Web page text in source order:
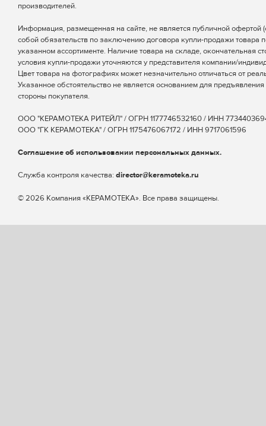
производителей.
Информация, размещенная на сайте, не является публичной офертой
собой обязательств по заключению договора купли-продажи товара
указанном ассортименте. Наличие товара на складе, окончательная
условия купли-продажи уточняются у представителя компании/
Цвет товара на фотографиях может незначительно отличаться от
Указанное обстоятельство не является основанием для
стороны покупателя.
ООО "КЕРАМОТЕКА РИТЕЙЛ" / ОГРН 1177746532160 / ИНН
ООО "ГК КЕРАМОТЕКА" / ОГРН 1175476067172 / ИНН 9717061596
Соглашение об использовании персональных данных.
Cлужба контроля качества: director@keramoteka.ru
© 2026 Компания «КЕРАМОТЕКА». Все права защищены.